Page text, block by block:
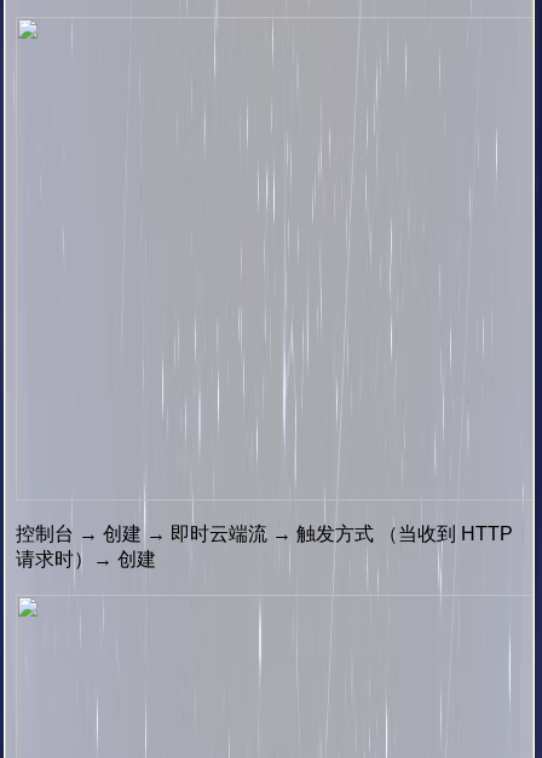
控制台 → 创建 → 即时云端流 → 触发方式 （当收到 HTTP
请求时）→ 创建